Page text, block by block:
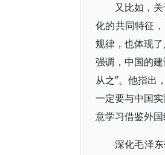
又比如，
化的共同特征
规律，也体现
强调，中国的
从之”。他指出
一定要与中国
意学习借鉴外
深化毛泽